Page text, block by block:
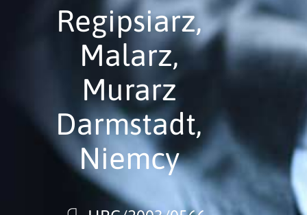
Regipsiarz,
Malarz,
Murarz
Darmstadt,
Niemcy